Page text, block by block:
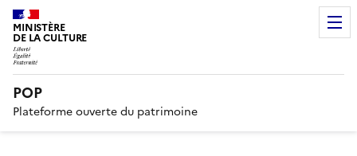
MINISTÈRE
DE LA CULTURE
POP
Plateforme ouverte du patrimoine